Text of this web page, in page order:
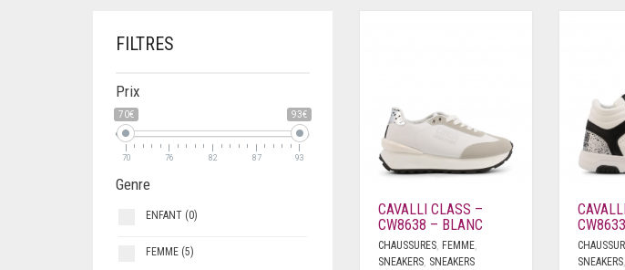
FILTRES
Prix
70€ 93€
70 76 82 87 93
Genre
ENFANT (0)
FEMME (5)
CAVALLI CLASS –
CW8638 – BLANC
CHAUSSURES, FEMME,
SNEAKERS, SNEAKERS
SNEAKERS,